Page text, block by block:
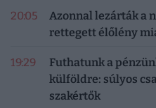
20:05
Azonnal lezárták a
rettegett élőlény
19:29
Futhatunk a
külföldre: súlyos
szakértők